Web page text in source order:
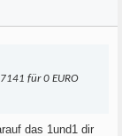
für 0 EURO
das 1und1 dir